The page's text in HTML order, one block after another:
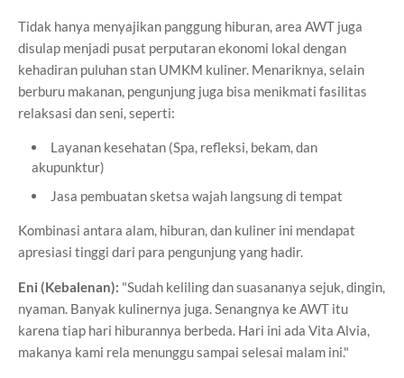
Tidak hanya menyajikan panggung hiburan, area AWT juga
disulap menjadi pusat perputaran ekonomi lokal dengan
kehadiran puluhan stan UMKM kuliner. Menariknya, selain
berburu makanan, pengunjung juga bisa menikmati fasilitas
relaksasi dan seni, seperti:
Layanan kesehatan (Spa, refleksi, bekam, dan
akupunktur)
Jasa pembuatan sketsa wajah langsung di tempat
Kombinasi antara alam, hiburan, dan kuliner ini mendapat
apresiasi tinggi dari para pengunjung yang hadir.
Eni (Kebalenan): "Sudah keliling dan suasananya sejuk, dingin,
nyaman. Banyak kulinernya juga. Senangnya ke AWT itu
karena tiap hari hiburannya berbeda. Hari ini ada Vita Alvia,
makanya kami rela menunggu sampai selesai malam ini."